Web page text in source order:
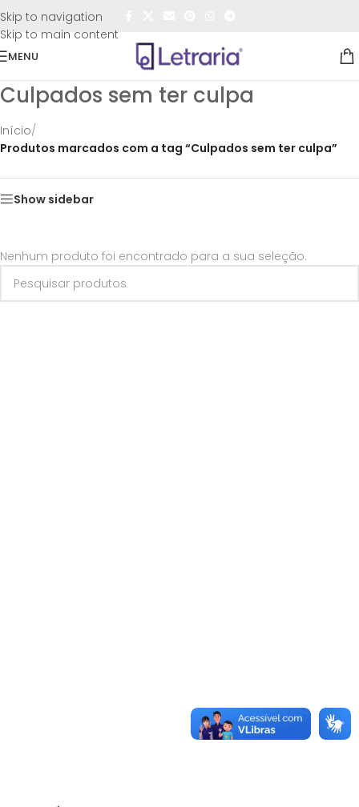
Skip to navigation
Skip to main content
FRETE GRÁTIS
MENU
Culpados sem ter culpa
Início/
Produtos marcados com a tag “Culpados sem ter culpa”
Show sidebar
Nenhum produto foi encontrado para a sua seleção.